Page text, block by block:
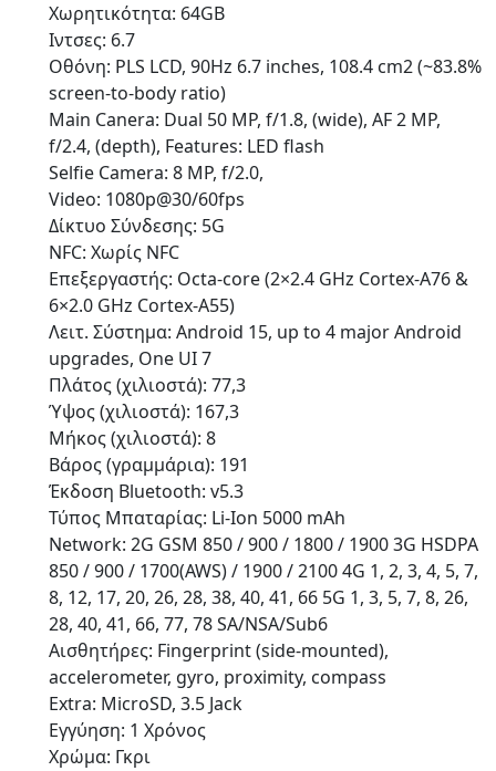
Χωρητικότητα: 64GB
Ιντσες: 6.7
Οθόνη: PLS LCD, 90Hz 6.7 inches, 108.4 cm2 (~83.8%
screen-to-body ratio)
Main Canera: Dual 50 MP, f/1.8, (wide), AF 2 MP,
f/2.4, (depth), Features: LED flash
Selfie Camera: 8 MP, f/2.0,
Video: 1080p@30/60fps
Δίκτυο Σύνδεσης: 5G
NFC: Χωρίς NFC
Επεξεργαστής: Octa-core (2×2.4 GHz Cortex-A76 &
6×2.0 GHz Cortex-A55)
Λειτ. Σύστημα: Android 15, up to 4 major Android
upgrades, One UI 7
Πλάτος (χιλιοστά): 77,3
Ύψος (χιλιοστά): 167,3
Μήκος (χιλιοστά): 8
Βάρος (γραμμάρια): 191
Έκδοση Bluetooth: v5.3
Τύπος Μπαταρίας: Li-Ion 5000 mAh
Network: 2G GSM 850 / 900 / 1800 / 1900 3G HSDPA
850 / 900 / 1700(AWS) / 1900 / 2100 4G 1, 2, 3, 4, 5, 7,
8, 12, 17, 20, 26, 28, 38, 40, 41, 66 5G 1, 3, 5, 7, 8, 26,
28, 40, 41, 66, 77, 78 SA/NSA/Sub6
Αισθητήρες: Fingerprint (side-mounted),
accelerometer, gyro, proximity, compass
Extra: MicroSD, 3.5 Jack
Εγγύηση: 1 Χρόνος
Χρώμα: Γκρι